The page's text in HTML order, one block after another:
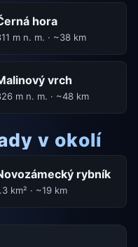
hora
m n. m. · ~38 km
vrch
m n. m. · ~48 km
v okolí
rybník
km² · ~19 km